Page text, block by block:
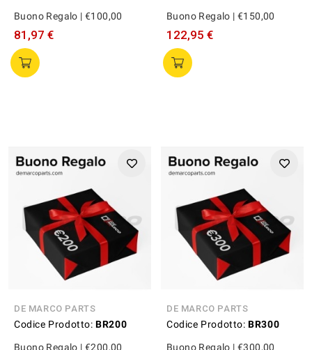
Buono Regalo | €100,00
81,97 €
Buono Regalo | €150,00
122,95 €
DE MARCO PARTS
Codice Prodotto: BR200
Buono Regalo | €200,00
DE MARCO PARTS
Codice Prodotto: BR300
Buono Regalo | €300,00